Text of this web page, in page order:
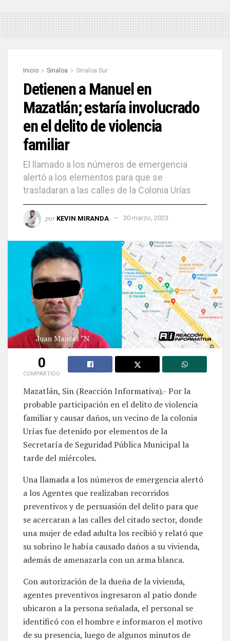
Inicio Sinaloa Sinaloa Sur
Detienen a Manuel en
Mazatlán; estaría involucrado
en el delito de violencia
familiar
El llamado a los números de emergencia
alertó a los elementos para que se
trasladaran a las calles de la Colonia Urías
por KEVIN MIRANDA 30 marzo, 2023
0
COMPARTIDO
Mazatlán, Sin (Reacción Informativa).- Por la
probable participación en el delito de violencia
familiar y causar daños, un vecino de la colonia
Urías fue detenido por elementos de la
Secretaría de Seguridad Pública Municipal la
tarde del miércoles.
Una llamada a los números de emergencia alertó
a los Agentes que realizaban recorridos
preventivos y de persuasión del delito para que
se acercaran a las calles del citado sector, donde
una mujer de edad adulta los recibió y relató que
su sobrino le había causado daños a su vivienda,
además de amenazarla con un arma blanca.
Con autorización de la dueña de la vivienda,
agentes preventivos ingresaron al patio donde
ubicaron a la persona señalada, el personal se
identificó con el hombre e informaron el motivo
de su presencia, luego de algunos minutos de